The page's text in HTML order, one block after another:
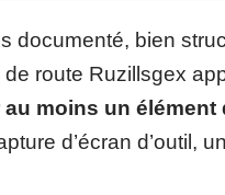
documenté, bien
route Ruzillsgex
moins un élément
d’écran d’outil,